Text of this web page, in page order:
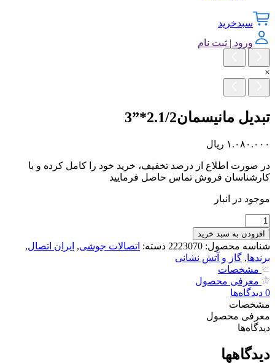
سبدخرید
ورود | ثبت نام
×
تبدیل مانیسمان2.1/2*”3
۱.۰۸۰.۰۰۰ ریال
در صورت اطلاع از درصد تخفیف، خرید خود را کامل کرده و با
کارشناسان فروش تماس حاصل فرمایید
موجود در انبار
تبدیل
مانیسمان2.1/2*"3
عدد
افزودن به سبد خرید
شناسه محصول: 2223070 دسته: اتصالات جوشی, ایران اتصال,
برندها, گاز و آتش نشانی
مشخصات
معرفی محصول
0 دیدگاه‌‌ها
مشخصات
معرفی محصول
دیدگاه‌‌ها
دیدگاهها